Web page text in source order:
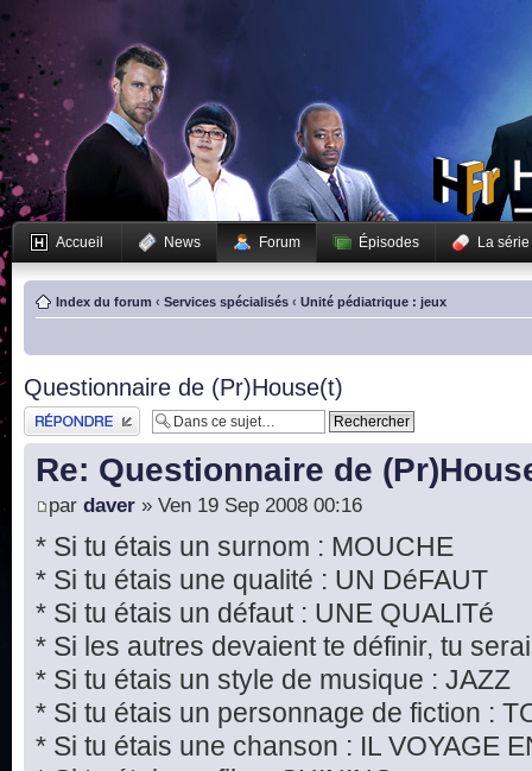
Accueil News Forum Épisodes La série
Index du forum ‹ Services spécialisés ‹ Unité pédiatrique : jeux
Questionnaire de (Pr)House(t)
Publier une réponse
Re: Questionnaire de
par daver » Ven 19 Sep 2008 00:16
* Si tu étais un surnom : MOUCHE
* Si tu étais une qualité : UN DéFAUT
* Si tu étais un défaut : UNE QUALITé
* Si les autres devaient te définir, tu
* Si tu étais un style de musique : JAZZ
* Si tu étais un personnage de fiction :
* Si tu étais une chanson : IL VOYAGE